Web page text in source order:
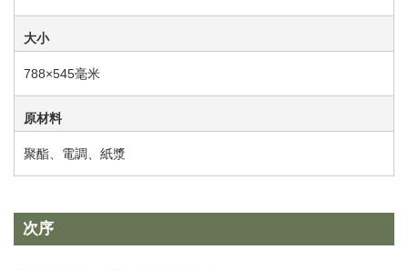
大小
788×545毫米
原材料
聚酯、電調、紙漿
次序